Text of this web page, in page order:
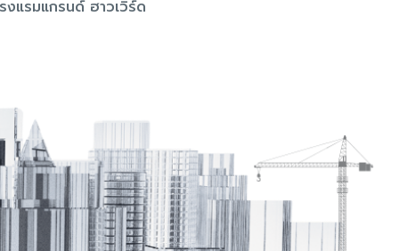
งแรมแกรนด์ ฮาวเวิร์ด